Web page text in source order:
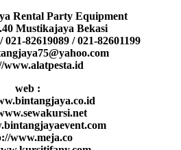
Rental Party Equipment
Mustikajaya Bekasi
82619089 / 021-82601199
www.alatpesta.id
web :
www.meja.co